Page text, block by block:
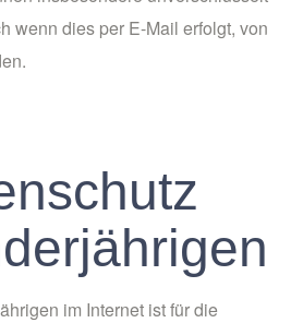
wenn dies per E-Mail erfolgt, von
im Internet ist für die